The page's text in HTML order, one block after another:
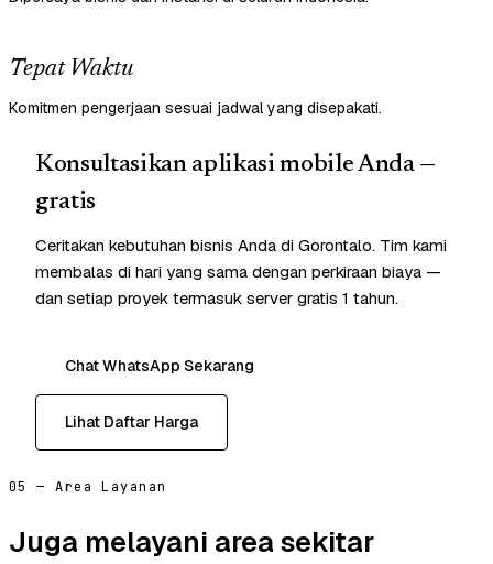
Tepat Waktu
Komitmen pengerjaan sesuai jadwal yang disepakati.
Konsultasikan aplikasi mobile Anda —
gratis
Ceritakan kebutuhan bisnis Anda di Gorontalo. Tim kami
membalas di hari yang sama dengan perkiraan biaya —
dan setiap proyek termasuk server gratis 1 tahun.
Chat WhatsApp Sekarang
Lihat Daftar Harga
05 — Area Layanan
Juga melayani area sekitar